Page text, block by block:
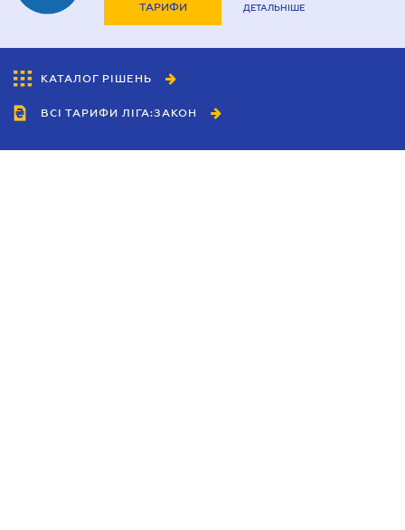
ТАРИФИ ДЕТАЛЬНІШЕ
КАТАЛОГ РІШЕНЬ
ВСІ ТАРИФИ ЛІГА:ЗАКОН